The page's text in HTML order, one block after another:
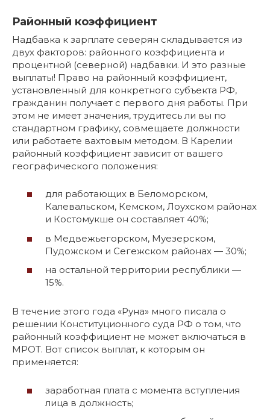
Районный коэффициент
Надбавка к зарплате северян складывается из
двух факторов: районного коэффициента и
процентной (северной) надбавки. И это разные
выплаты! Право на районный коэффициент,
установленный для конкретного субъекта РФ,
гражданин получает с первого дня работы. При
этом не имеет значения, трудитесь ли вы по
стандартном графику, совмещаете должности
или работаете вахтовым методом. В Карелии
районный коэффициент зависит от вашего
географического положения:
для работающих в Беломорском,
Калевальском, Кемском, Лоухском районах
и Костомукше он составляет 40%;
в Медвежьегорском, Муезерском,
Пудожском и Сегежском районах — 30%;
на остальной территории республики —
15%.
В течение этого года «Руна» много писала о
решении Конституционного суда РФ о том, что
районный коэффициент не может включаться в
МРОТ. Вот список выплат, к которым он
применяется:
заработная плата с момента вступления
лица в должность;